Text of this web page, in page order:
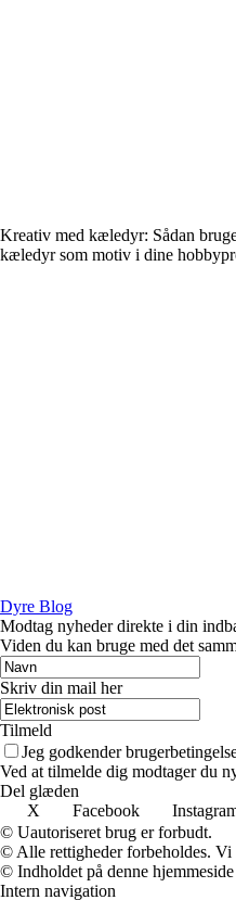
Kreativ med kæledyr: Sådan
kæledyr som motiv i dine
Dyre Blog
Modtag nyheder direkte i din
Viden du kan bruge med det
Skriv din mail her
Tilmeld
Jeg godkender
Ved at tilmelde dig modtager du
Del glæden
X
Facebook
© Uautoriseret brug er forbudt.
© Alle rettigheder forbeholdes. Vi
© Indholdet på denne
Intern navigation